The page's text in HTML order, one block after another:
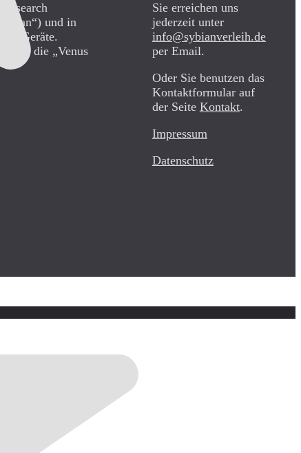
und in
Geräte.
für die „Venus
Sie erreichen uns
jederzeit unter
info@sybianverleih.de
per Email.
Oder Sie benutzen das
Kontaktformular auf
der Seite Kontakt.
Impressum
Datenschutz